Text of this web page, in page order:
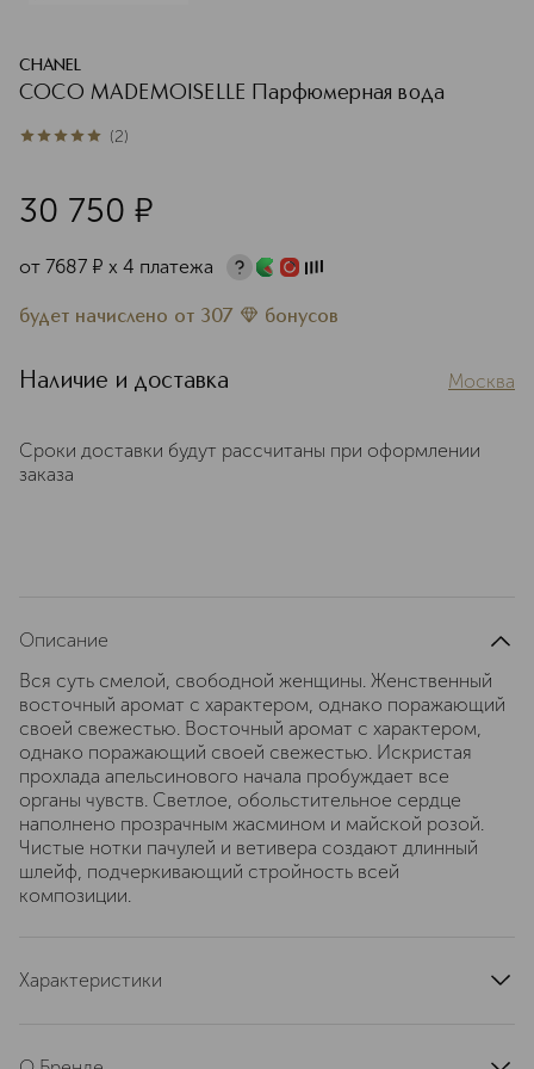
CHANEL
COCO MADEMOISELLE Парфюмерная вода
5из 52 (2)
30 750 ¤
от 7687 ¤ х 4 платежа
будет начислено от 307 бонусов
Наличие и доставка Москва
Сроки доставки будут рассчитаны при оформлении
заказа
Описание
Вся суть смелой, свободной женщины. Женственный
восточный аромат с характером, однако поражающий
своей свежестью. Восточный аромат с характером,
однако поражающий своей свежестью. Искристая
прохлада апельсинового начала пробуждает все
органы чувств. Светлое, обольстительное сердце
наполнено прозрачным жасмином и майской розой.
Чистые нотки пачулей и ветивера создают длинный
шлейф, подчеркивающий стройность всей
композиции.
Характеристики
верхние ноты